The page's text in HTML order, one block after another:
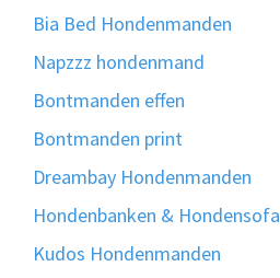
Bia Bed Hondenmanden
Napzzz hondenmand
Bontmanden effen
Bontmanden print
Dreambay Hondenmanden
Hondenbanken & Hondensofa
Kudos Hondenmanden